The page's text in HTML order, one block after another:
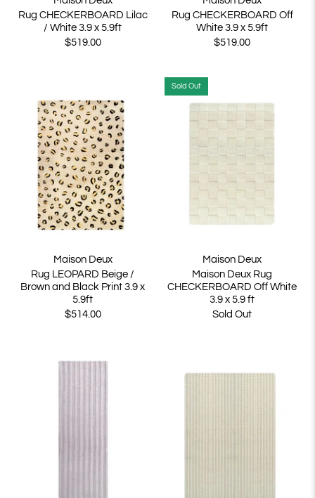
Rug CHECKERBOARD Lilac
/ White 3.9 x 5.9ft
$519.00
Rug CHECKERBOARD Off
White 3.9 x 5.9ft
$519.00
Maison Deux
Rug LEOPARD Beige /
Brown and Black Print 3.9 x
5.9ft
$514.00
Sold Out
Maison Deux
Maison Deux Rug
CHECKERBOARD Off White
3.9 x 5.9 ft
Sold Out